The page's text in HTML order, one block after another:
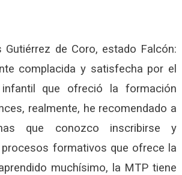
Gutiérrez de Coro, estado Falcón:
complacida y satisfecha por el
que ofreció la formación
realmente, he recomendado a
que conozco inscribirse y
formativos que ofrece la
muchísimo, la MTP tiene